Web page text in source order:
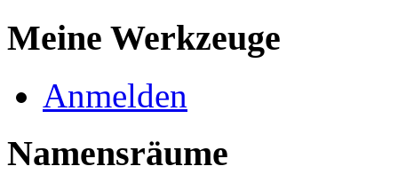
Meine Werkzeuge
Anmelden
Namensräume